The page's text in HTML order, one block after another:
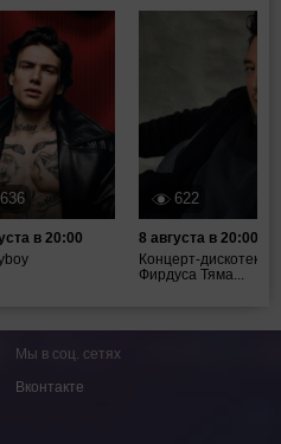
в 20:00
622
8 августа в 20:00
Концерт-дискотека
Фирдуса Тяма...
Мы в соц. сетях
Вконтакте